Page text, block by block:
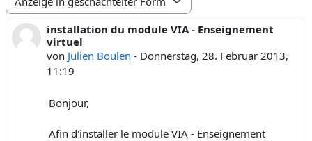
Anzeigemodus
installation du module VIA - Enseignement
virtuel
von Julien Boulen - Donnerstag, 28. Februar 2013,
11:19
Anzahl Antworten: 0
Bonjour,
Afin d'installer le module VIA - Enseignement